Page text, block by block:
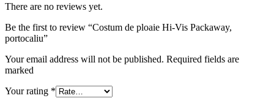
There are no reviews yet.
Be the first to review “Costum de ploaie Hi-Vis Packaway,
portocaliu”
Your email address will not be published. Required fields are
marked
Your rating *